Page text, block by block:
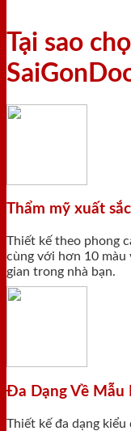
Tại sao
Thẩm mỹ xuất sắc
Thiết kế theo phong
cùng với hơn 10 màu
gian trong nhà bạn.
Đa Dạng Về Mẫu
Thiết kế đa dạng